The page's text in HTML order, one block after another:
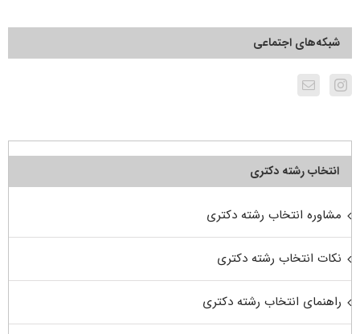
شبکه‌های اجتماعی
انتخاب رشته دکتری
مشاوره انتخاب رشته دکتری
نکات انتخاب رشته دکتری
راهنمای انتخاب رشته دکتری